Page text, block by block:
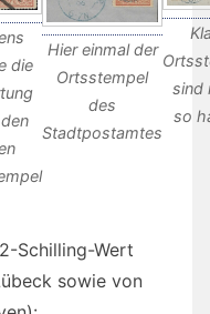
die
Hier einmal der
Ortsstempel
des
Stadtpostamtes
sind
so
Schilling-Wert
sowie von